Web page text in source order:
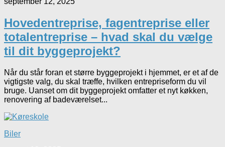
Hovedentreprise, fagentreprise eller
totalentreprise – hvad skal du vælge
til dit byggeprojekt?
Når du står foran et større byggeprojekt i hjemmet, er et af de
vigtigste valg, du skal træffe, hvilken entrepriseform du vil
bruge. Uanset om dit byggeprojekt omfatter et nyt køkken,
renovering af badeværelset...
Biler